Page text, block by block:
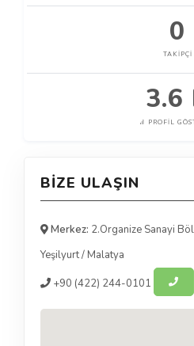
0
TAKIPÇI
3.6
PROFIL
BIZE ULAŞIN
Merkez: 2.Organize Sanayi
Yeşilyurt/ Malatya
+90 (422) 244-0101